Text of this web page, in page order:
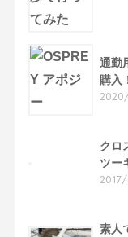
通勤
購入
クロ
ツー
素人